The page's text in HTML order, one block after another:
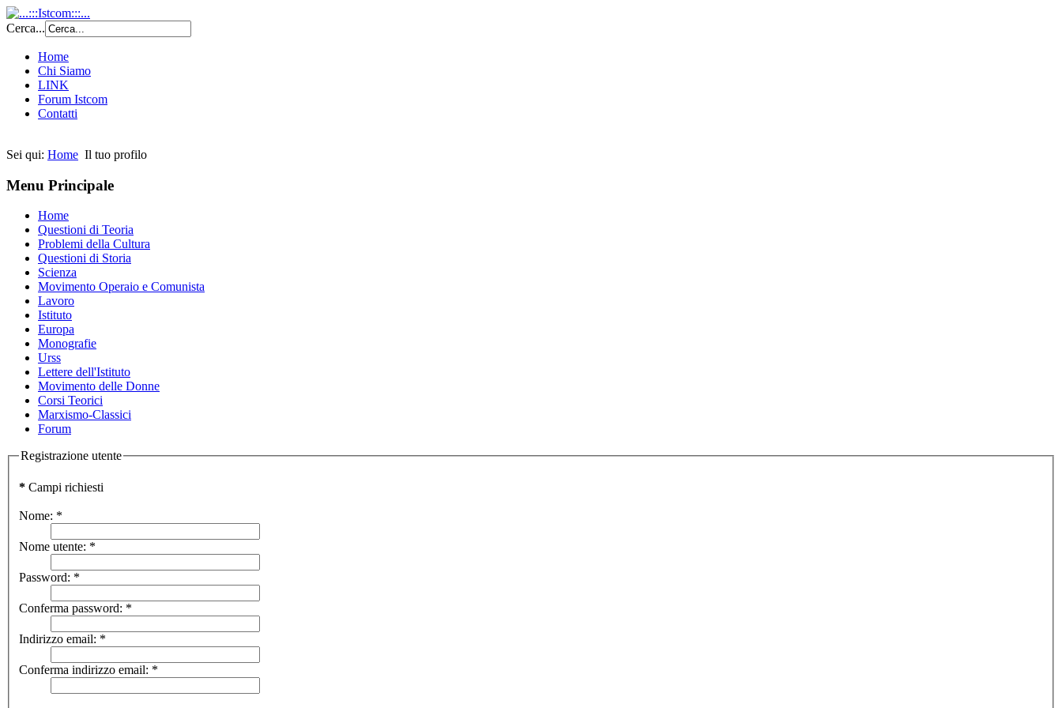
Cerca...
Home
Chi Siamo
LINK
Forum Istcom
Contatti
Sei qui: Home Il tuo profilo
Menu Principale
Home
Questioni di Teoria
Problemi della Cultura
Questioni di Storia
Scienza
Movimento Operaio e Comunista
Lavoro
Istituto
Europa
Monografie
Urss
Lettere dell'Istituto
Movimento delle Donne
Corsi Teorici
Marxismo-Classici
Forum
Registrazione utente
* Campi richiesti
Nome: *
Nome utente: *
Password: *
Conferma password: *
Indirizzo email: *
Conferma indirizzo email: *